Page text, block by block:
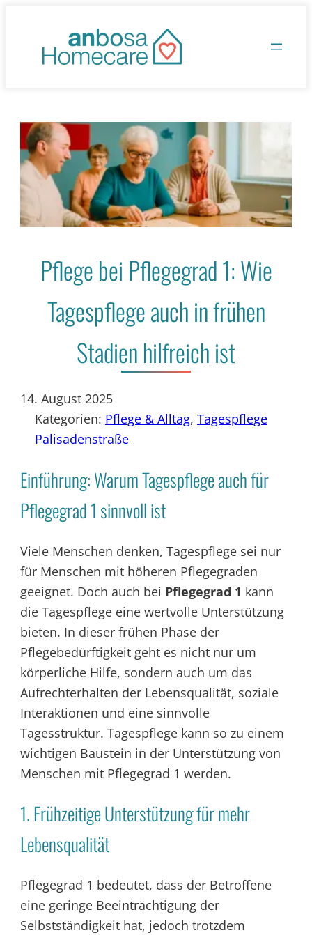
springen
Pflege bei Pflegegrad 1: Wie
Tagespflege auch in frühen
Stadien hilfreich ist
14. August 2025
Kategorien: Pflege & Alltag, Tagespflege
Palisadenstraße
Einführung: Warum Tagespflege auch für
Pflegegrad 1 sinnvoll ist
Viele Menschen denken, Tagespflege sei nur
für Menschen mit höheren Pflegegraden
geeignet. Doch auch bei Pflegegrad 1 kann
die Tagespflege eine wertvolle Unterstützung
bieten. In dieser frühen Phase der
Pflegebedürftigkeit geht es nicht nur um
körperliche Hilfe, sondern auch um das
Aufrechterhalten der Lebensqualität, soziale
Interaktionen und eine sinnvolle
Tagesstruktur. Tagespflege kann so zu einem
wichtigen Baustein in der Unterstützung von
Menschen mit Pflegegrad 1 werden.
1. Frühzeitige Unterstützung für mehr
Lebensqualität
Pflegegrad 1 bedeutet, dass der Betroffene
eine geringe Beeinträchtigung der
Selbstständigkeit hat, jedoch trotzdem